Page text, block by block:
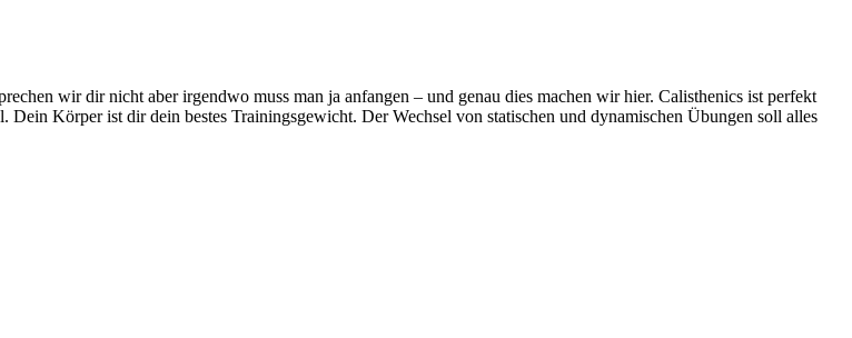
wir dir nicht aber irgendwo muss man ja anfangen – und genau dies machen wir hier. Calisthenics ist perfekt
Körper ist dir dein bestes Trainingsgewicht. Der Wechsel von statischen und dynamischen Übungen soll alles